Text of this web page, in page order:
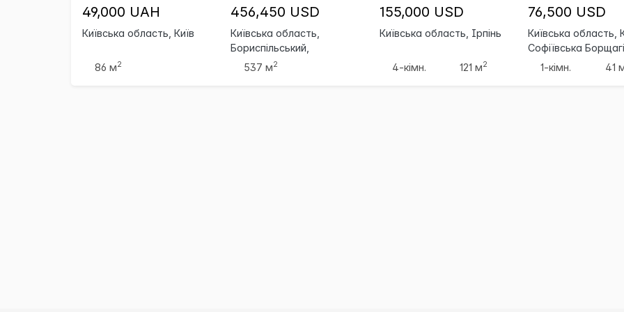
49,000 UAH
Київська область, Київ
86 м2
456,450 USD
Київська область,
Бориспільський,
Бориспіль
537 м2
155,000 USD
Київська область, Ірпінь
4-кімн. 121 м2
76,500 USD
Київська область,
Софіївська
1-кімн.
41